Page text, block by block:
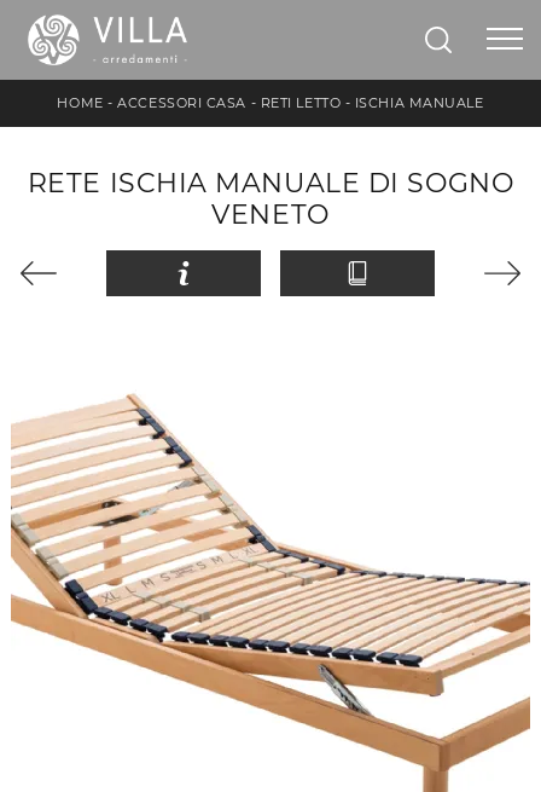
HOME -ACCESSORI CASA - RETI LETTO - ISCHIA MANUALE
RETE ISCHIA MANUALE DI SOGNO
VENETO